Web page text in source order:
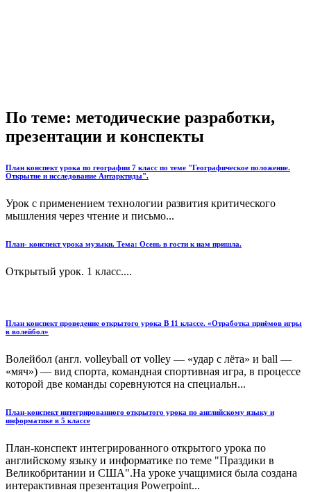
По теме: методические разработки,
презентации и конспекты
План конспект урока по географии 7 класс по теме "Географическое положение.
Открытие и исследование Антарктиды".
Урок с применением технологии развития критического
мышления через чтение и письмо...
План- конспект урока музыки. Тема: Осень в гости к нам пришла.
Открытый урок. 1 класс....
План конспект проведение открытого урока В 11 классе. «Отработка приёмов игры
в волейбол»
Волейбол (англ. volleyball от volley — «удар с лёта» и ball —
«мяч») — вид спорта, командная спортивная игра, в процессе
которой две команды соревнуются на специальн...
План-конспект интегрированного открытого урока по английскому языку и
информатике в 5 классе
План-конспект интегрированного открытого урока по
английскому языку и информатике по теме "Праздики в
Великобритании и США".На уроке учащимися была создана
интерактивная презентация Powerpoint...